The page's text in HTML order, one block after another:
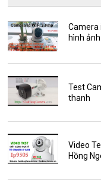
Bảng Báo Giá AKwell
Bộ Camera Quan sát
Camera Zoom
HDParagon
Phụ Kiện Điện Thoại
Pin Sạc dự phòng
Thông báo
Thẻ nhớ 16GB
Thẻ nhớ 32GB
Thẻ nhớ 64GB
Camera
hình ảnh
Test
thanh
Video
Hồng